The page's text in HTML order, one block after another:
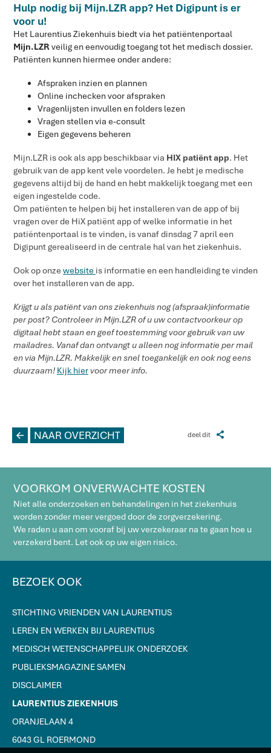
Hulp nodig bij Mijn.LZR app? Het Digipunt is er
voor u!
Het Laurentius Ziekenhuis biedt via het patiëntenportaal
Mijn.LZR veilig en eenvoudig toegang tot het medisch dossier.
Patiënten kunnen hiermee onder andere:
Afspraken inzien en plannen
Online inchecken voor afspraken
Vragenlijsten invullen en folders lezen
Vragen stellen via e-consult
Eigen gegevens beheren
Mijn.LZR is ook als app beschikbaar via HIX patiënt app. Het
gebruik van de app kent vele voordelen. Je hebt je medische
gegevens altijd bij de hand en hebt makkelijk toegang met een
eigen ingestelde code.
Om patiënten te helpen bij het installeren van de app of bij
vragen over de HiX patiënt app of welke informatie in het
patiëntenportaal is te vinden, is vanaf dinsdag 7 april een
Digipunt gerealiseerd in de centrale hal van het ziekenhuis.
Ook op onze website is informatie en een handleiding te vinden
over het installeren van de app.
Krijgt u als patiënt van ons ziekenhuis nog (afspraak)informatie
per post? Controleer in Mijn.LZR of u uw contactvoorkeur op
digitaal hebt staan en geef toestemming voor gebruik van uw
mailadres. Vanaf dan ontvangt u alleen nog informatie per mail
en via Mijn.LZR. Makkelijk en snel toegankelijk en ook nog eens
duurzaam! Kijk hiervoor meer info.
deel dit Z
L NAAR OVERZICHT
VOORKOM ONVERWACHTE KOSTEN
Niet alle onderzoeken en behandelingen in het ziekenhuis
worden zonder meer vergoed door de zorgverzekering.
We raden u aan om vooraf bij uw verzekeraar na te gaan hoe u
verzekerd bent. Let ook op uw eigen risico.
BEZOEK OOK
STICHTING VRIENDEN VAN LAURENTIUS
LEREN EN WERKEN BIJ LAURENTIUS
MEDISCH WETENSCHAPPELIJK ONDERZOEK
PUBLIEKSMAGAZINE SAMEN
DISCLAIMER
LAURENTIUS ZIEKENHUIS
ORANJELAAN 4
6043 GL ROERMOND